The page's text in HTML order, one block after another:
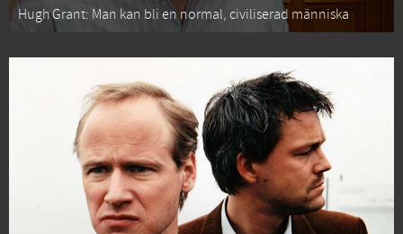
Hugh Grant: Man kan bli en normal, civiliserad människa